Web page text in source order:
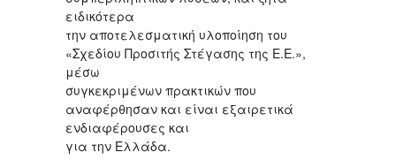
ειδικότερα
την αποτελεσματική υλοποίηση του
«Σχεδίου Προσιτής Στέγασης της Ε.Ε.»,
μέσω
συγκεκριμένων πρακτικών που
αναφέρθησαν και είναι εξαιρετικά
ενδιαφέρουσες και
για την Ελλάδα.